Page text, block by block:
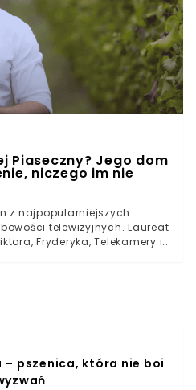
Piaseczny? Jego dom
niczego im nie
z najpopularniejszych
telewizyjnych. Laureat
Fryderyka, Telekamery i
"Piaska" robi niesamowite
temu zamieszkał w
klimatyczny, wręcz
oderwania od
Dom Piaska wyróżnia się
ścian, które są różowe.
– pszenica, która nie boi